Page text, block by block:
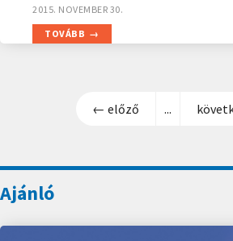
TOVÁBB
2015. NOVEMBER 30.
← előző ...